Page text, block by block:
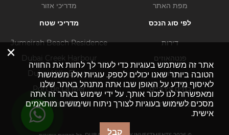
מפת האתר
מדריכי אזור
לפי סוג הנכס
דירות
פנטהאוזים
וילות
בתים עירוניים
נכסים מסחריים
מדריכי שטח
Jumeirah Beach Residence
Dubai Creek Harbour
Dubai Hills Estate
Port de La Mer
Business Bay
×
אתר זה משתמש בעוגיות כדי לעזור לך לחוות את החוויה
הטובה ביותר שאנו יכולים לספק. עוגיות אלו משמשות
לאיסוף מידע על האופן שבו אתה מתנהל באתר שלנו
ומאפשרות לנו לזכור אותך. על ידי שימוש באתר זה אתה
מסכים לשימוש בעוגיות לצורך ניתוח ושימושים מותאמים
אישית.
קבל